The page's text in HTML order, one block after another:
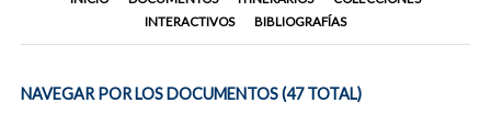
INTERACTIVOS
BIBLIOGRAFÍAS
NAVEGAR POR LOS DOCUMENTOS (47 TOTAL)